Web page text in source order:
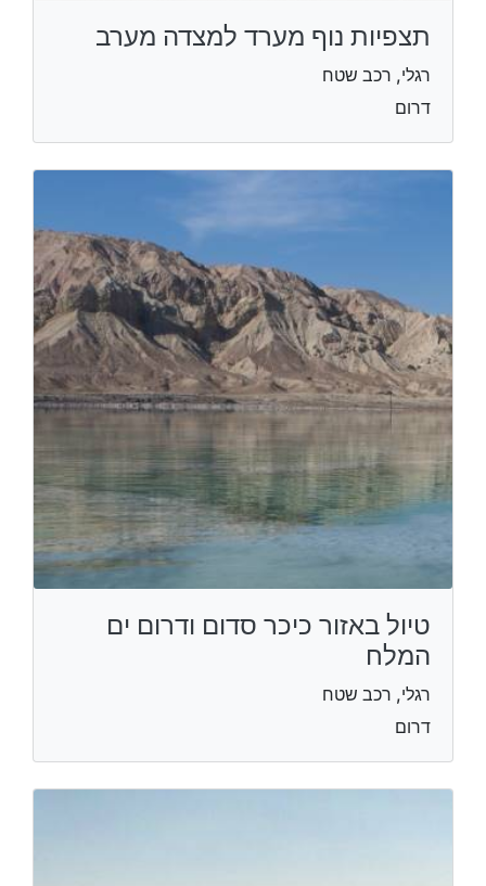
תצפיות נוף מערד למצדה מערב
רגלי, רכב שטח
דרום
טיול באזור כיכר סדום ודרום ים
המלח
רגלי, רכב שטח
דרום